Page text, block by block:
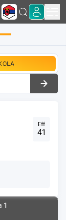
1
Eff
41